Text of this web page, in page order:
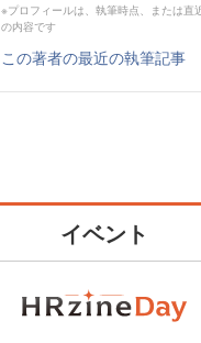
※プロフィールは、執筆時点、または直
の内容です
この著者の最近の執筆記事
イベント